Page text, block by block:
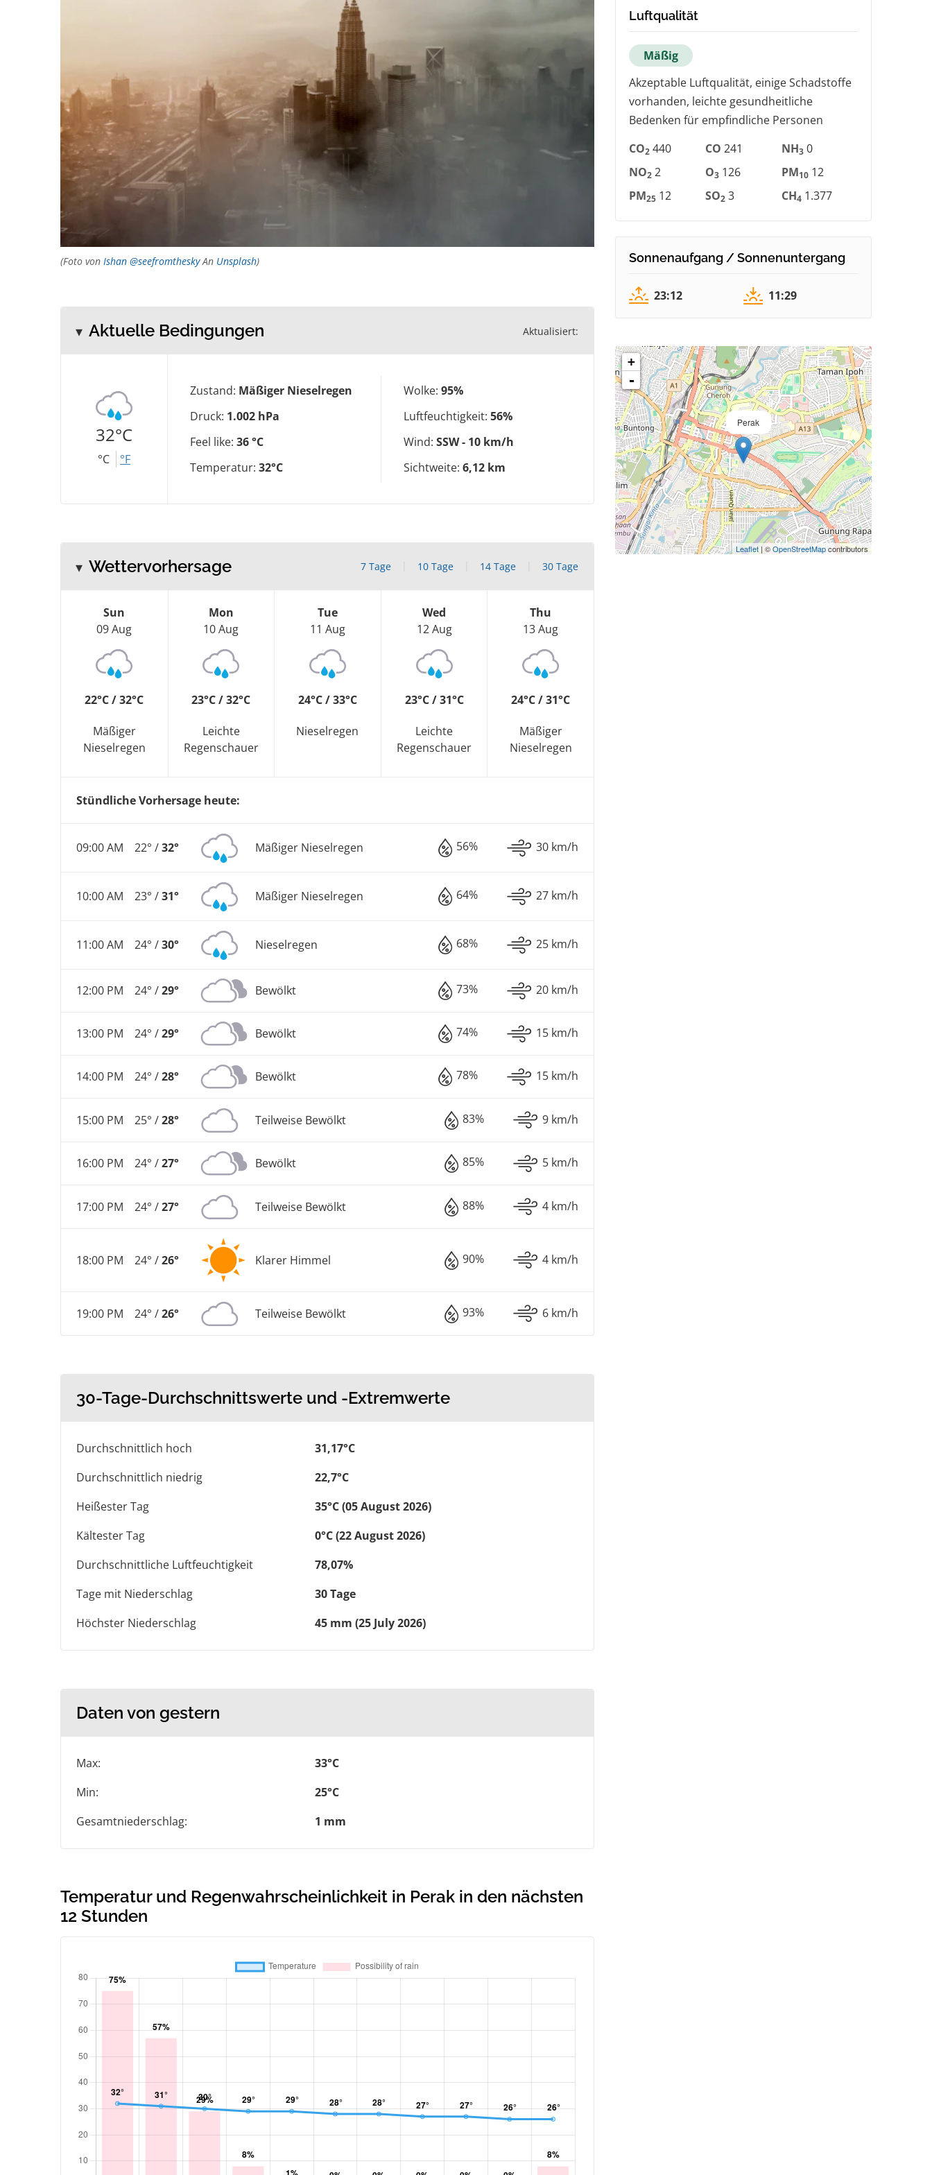
(Foto von Ishan @seefromtheskyAn Unsplash)
Aktuelle Bedingungen Aktualisiert:
32°C
°C °F
Zustand: Mäßiger Nieselregen
Druck: 1.002 hPa
Feel like: 36 °C
Temperatur: 32°C
Wolke: 95%
Luftfeuchtigkeit: 56%
Wind: SSW - 10 km/h
Sichtweite: 6,12 km
Wettervorhersage 7 Tage 10 Tage 14 Tage 30 Tage
Sun
09 Aug
22°C / 32°C
Mäßiger
Nieselregen
Mon
10 Aug
23°C / 32°C
Leichte
Regenschauer
Tue
11 Aug
24°C / 33°C
Nieselregen
Wed
12 Aug
23°C / 31°C
Leichte
Regenschauer
Thu
13 Aug
24°C / 31°C
Mäßiger
Nieselregen
Stündliche Vorhersage heute:
09:00 AM 22° /32° Mäßiger Nieselregen 56% 30 km/h
10:00 AM 23° /31° Mäßiger Nieselregen 64% 27 km/h
11:00 AM 24° /30° Nieselregen 68% 25 km/h
12:00 PM 24° /29° Bewölkt 73% 20 km/h
13:00 PM 24° /29° Bewölkt 74% 15 km/h
14:00 PM 24° /28° Bewölkt 78% 15 km/h
15:00 PM 25° /28° Teilweise Bewölkt 83% 9 km/h
16:00 PM 24° /27° Bewölkt 85% 5 km/h
17:00 PM 24° /27° Teilweise Bewölkt 88% 4 km/h
18:00 PM 24° /26° Klarer Himmel 90% 4 km/h
19:00 PM 24° /26° Teilweise Bewölkt 93% 6 km/h
30-Tage-Durchschnittswerte und -Extremwerte
Durchschnittlich hoch
31,17°C
Durchschnittlich niedrig
22,7°C
Heißester Tag
35°C (05 August 2026)
Kältester Tag
0°C (22 August 2026)
Durchschnittliche Luftfeuchtigkeit
78,07%
Tage mit Niederschlag
30 Tage
Höchster Niederschlag
45 mm (25 July 2026)
Daten von gestern
Max:
33°C
Min:
25°C
Gesamtniederschlag:
1 mm
Temperatur und Regenwahrscheinlichkeit in Perak in den nächsten
12 Stunden
Luftqualität
Mäßig
Akzeptable Luftqualität, einige Schadstoffe
vorhanden, leichte gesundheitliche
Bedenken für empfindliche Personen
CO2 440 CO 241 NH3 0
NO2 2 O3 126 PM10 12
PM25 12 SO2 3 CH4 1.377
Sonnenaufgang / Sonnenuntergang
23:12 11:29
Perak
+
-
Leaflet | ©OpenStreetMapcontributors